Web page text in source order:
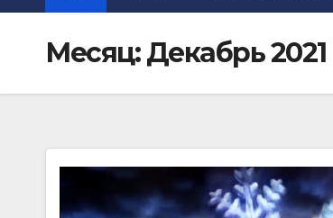
Месяц:Декабрь 2021